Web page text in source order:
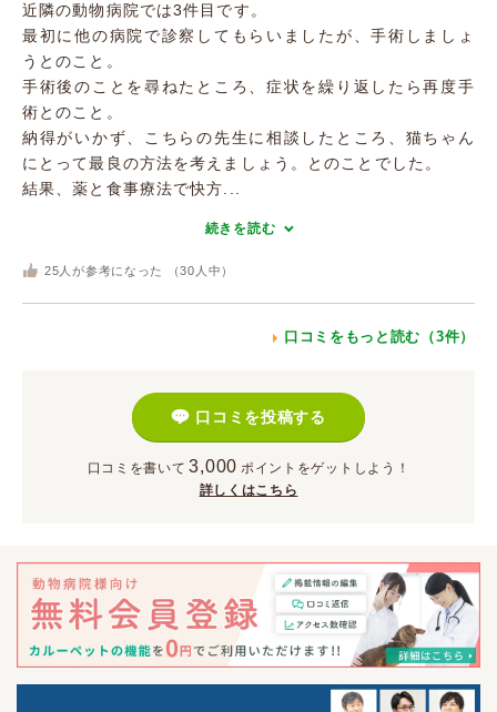
近隣の動物病院では3件目です。
最初に他の病院で診察してもらいましたが、手術しましょ
うとのこと。
手術後のことを尋ねたところ、症状を繰り返したら再度手
術とのこと。
納得がいかず、こちらの先生に相談したところ、猫ちゃん
にとって最良の方法を考えましょう。とのことでした。
結果、薬と食事療法で快方...
続きを読む
25 人が参考になった （30 人中）
口コミをもっと読む（3件）
口コミを投稿する
口コミを書いて 3,000 ポイント をゲットしよう！
詳しくはこちら